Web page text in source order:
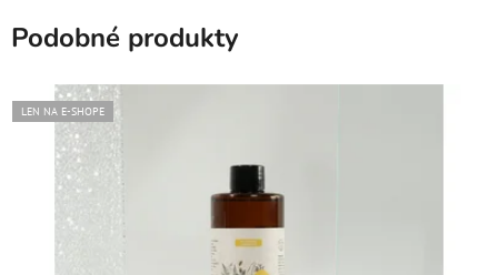
Podobné produkty
LEN NA E-SHOPE